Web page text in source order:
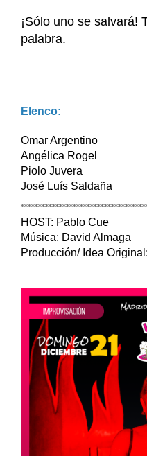
¡Sólo uno se salvará!
palabra.
Elenco:
Omar Argentino
Angélica Rogel
Piolo Juvera
José Luís Saldaña
HOST: Pablo Cue
Música: David Almaga
Producción/ Idea